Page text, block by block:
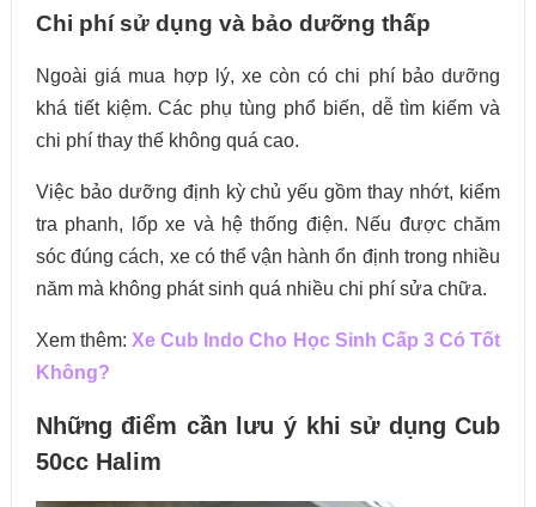
Chi phí sử dụng và bảo dưỡng thấp
Ngoài giá mua hợp lý, xe còn có chi phí bảo dưỡng
khá tiết kiệm. Các phụ tùng phổ biến, dễ tìm kiếm và
chi phí thay thế không quá cao.
Việc bảo dưỡng định kỳ chủ yếu gồm thay nhớt, kiểm
tra phanh, lốp xe và hệ thống điện. Nếu được chăm
sóc đúng cách, xe có thể vận hành ổn định trong nhiều
năm mà không phát sinh quá nhiều chi phí sửa chữa.
Xem thêm:Xe Cub Indo Cho Học Sinh Cấp 3 Có Tốt
Không?
Những điểm cần lưu ý khi sử dụng Cub
50cc Halim